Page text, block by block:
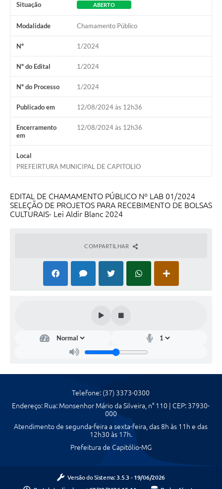
Obras
FROTAS
Patrimônio Cultural
Agenda Oficial
Situação ABERTO
Modalidade Chamamento Público
Nº 1/2024
Nº do Edital 1/2024
Nº do Processo 1/2024
Publicado em 12/08/2024 às 12h36
Encerramento
em
12/08/2024 às 12h36
Local
PREFEIRTURA MUNICIPAL DE CAPITOLIO
EDITAL DE CHAMAMENTO PÚBLICO Nº LAB 01/2024
SELEÇÃO DE PROJETOS PARA RECEBIMENTO DE BOLSAS
CULTURAIS- Lei Aldir Blanc 2024
COMPARTILHAR
Telefone: (37) 3373-0300
Endereço: Rua: Monsenhor Mário da Silveira, n° 110 | CEP: 37930-
000
Atendimento de segunda-feira a sexta-feira, das 8h às 11h e das
12h30 às 17h.
Prefeitura de Capitólio-MG
Versão do Sistema: 3.5.3 - 19/06/2026